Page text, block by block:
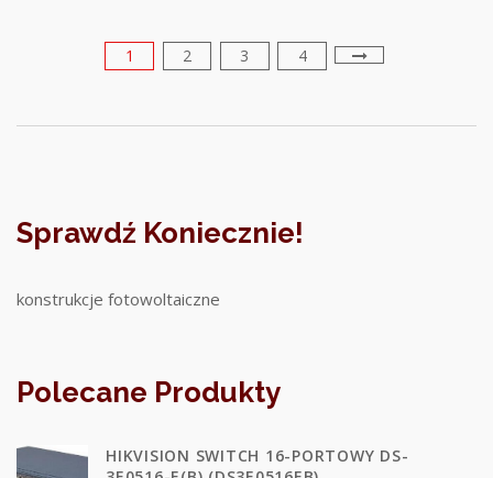
1 2 3 4
Sprawdź Koniecznie!
konstrukcje fotowoltaiczne
Polecane Produkty
HIKVISION SWITCH 16-PORTOWY DS-